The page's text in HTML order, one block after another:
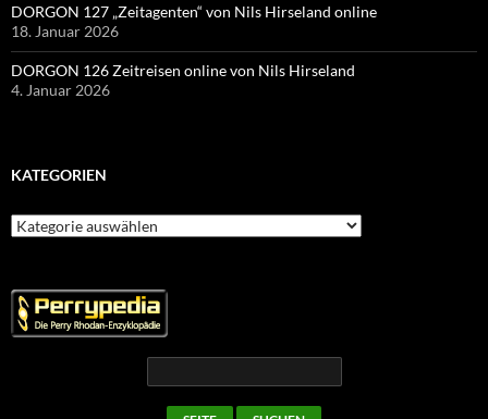
DORGON 127 „Zeitagenten“ von Nils Hirseland online
18. Januar 2026
DORGON 126 Zeitreisen online von Nils Hirseland
4. Januar 2026
KATEGORIEN
Kategorien